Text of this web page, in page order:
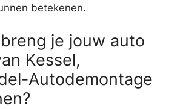
betekenen.
je jouw auto
Kessel,
Autodemontage